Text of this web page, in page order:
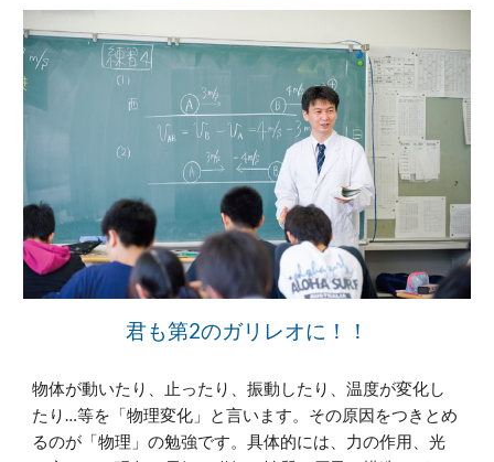
君も第2のガリレオに！！
物体が動いたり、止ったり、振動したり、温度が変化し
たり…等を「物理変化」と言います。その原因をつきとめ
るのが「物理」の勉強です。具体的には、力の作用、光